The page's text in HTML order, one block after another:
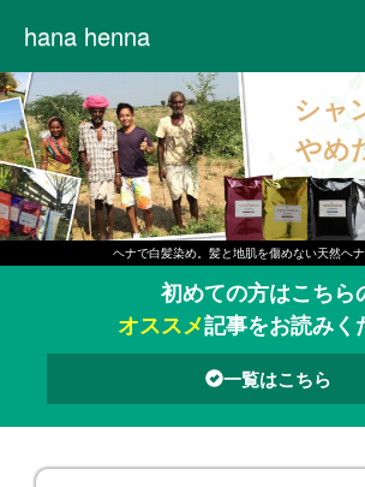
シャ
やめ
hana henna
ヘナで白髪染め。髪と地肌を傷めない天然ヘ
初めての方はこちら
オススメ記事をお読みく
一覧はこちら